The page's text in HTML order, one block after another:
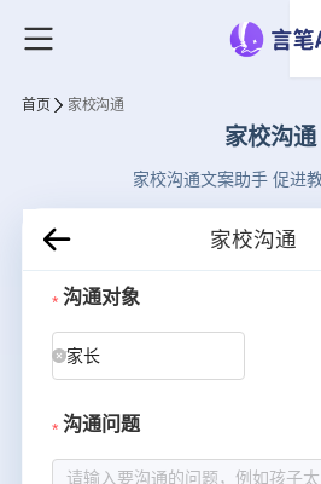
首页 家校沟通
家校沟通
家校沟通文案助手 促进
家校沟通
沟通对象
家长
沟通问题